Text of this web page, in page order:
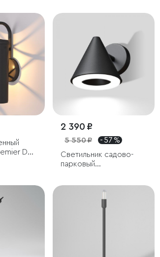
D
2 390 ₽
5 550 ₽
- 57 %
Светильник садово-
парковый